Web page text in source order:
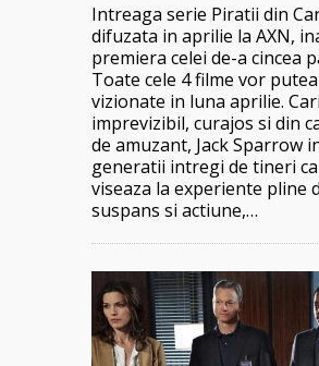
Intreaga serie Piratii din
difuzata in aprilie la AXN,
premiera celei de-a cincea
Toate cele 4 filme vor
vizionate in luna aprilie.
imprevizibil, curajos si din
de amuzant, Jack Sparrow
generatii intregi de tineri
viseaza la experiente pline
suspans si actiune,…